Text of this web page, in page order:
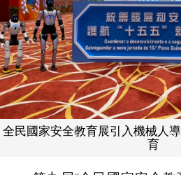
全民國家安全教育展引入機械人
育